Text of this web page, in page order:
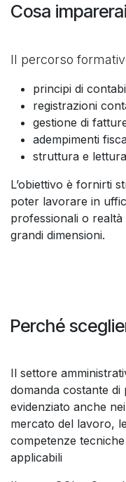
Cosa imparerai
Il percorso
principi di
registrazioni
gestione di
adempimenti
struttura e
L’obiettivo è fornirti
poter lavorare in
professionali o realtà
grandi dimensioni.
Perché
Il settore
domanda costante di
evidenziato anche
mercato del lavoro,
competenze
applicabili